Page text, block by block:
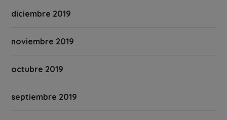
diciembre 2019
noviembre 2019
octubre 2019
septiembre 2019